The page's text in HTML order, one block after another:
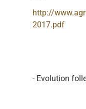
http://
2017.pdf
- Evolution